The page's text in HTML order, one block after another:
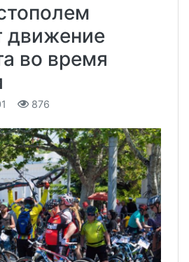
движение
во время
876